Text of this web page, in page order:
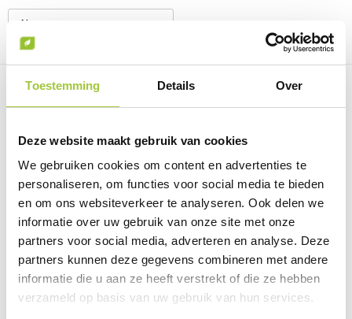
Toestemming Details Over
Deze website maakt gebruik van cookies
We gebruiken cookies om content en advertenties te
personaliseren, om functies voor social media te bieden
en om ons websiteverkeer te analyseren. Ook delen we
informatie over uw gebruik van onze site met onze
partners voor social media, adverteren en analyse. Deze
partners kunnen deze gegevens combineren met andere
informatie die u aan ze heeft verstrekt of die ze hebben
verzameld op basis van uw gebruik van hun services.
Neem contact met ons op
Omschrijving
Specificaties
Prijsinformatie